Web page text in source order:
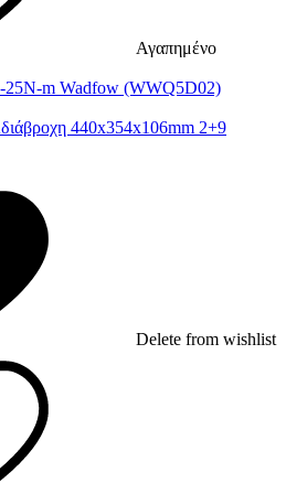
Αγαπημένο
25N-m Wadfow (WWQ5D02)
Delete from wishlist